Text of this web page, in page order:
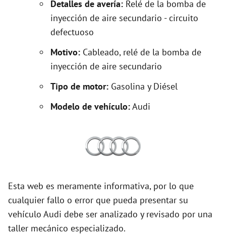
Detalles de avería: Relé de la bomba de
inyección de aire secundario - circuito
defectuoso
Motivo: Cableado, relé de la bomba de
inyección de aire secundario
Tipo de motor: Gasolina y Diésel
Modelo de vehículo:Audi
Esta web es meramente informativa, por lo que
cualquier fallo o error que pueda presentar su
vehículo Audi debe ser analizado y revisado por una
taller mecánico especializado.